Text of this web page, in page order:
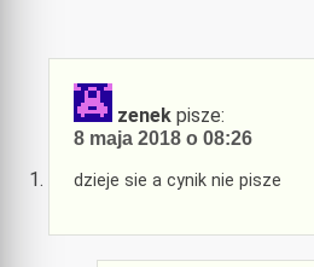
zenek pisze:
8 maja 2018 o 08:26
dzieje sie a cynik nie pisze